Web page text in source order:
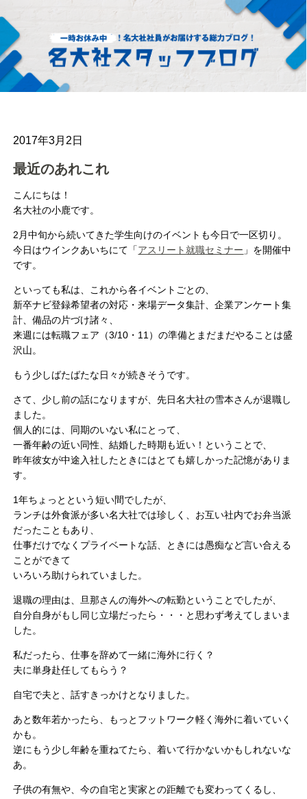
2017年3月2日
最近のあれこれ
こんにちは！
名大社の小鹿です。
2月中旬から続いてきた学生向けのイベントも今日で一区切り。
今日はウインクあいちにて「アスリート就職セミナー 」を開催中
です。
といっても私は、これから各イベントごとの、
新卒ナビ登録希望者の対応・来場データ集計、企業アンケート集
計、備品の片づけ諸々、
来週には転職フェア（3/10・11）の準備とまだまだやることは盛
沢山。
もう少しばたばたな日々が続きそうです。
さて、少し前の話になりますが、先日名大社の雪本さんが退職し
ました。
個人的には、同期のいない私にとって、
一番年齢の近い同性、結婚した時期も近い！ということで、
昨年彼女が中途入社したときにはとても嬉しかった記憶がありま
す。
1年ちょっとという短い間でしたが、
ランチは外食派が多い名大社では珍しく、お互い社内でお弁当派
だったこともあり、
仕事だけでなくプライベートな話、ときには愚痴など言い合える
ことができて
いろいろ助けられていました。
退職の理由は、旦那さんの海外への転勤ということでしたが、
自分自身がもし同じ立場だったら・・・と思わず考えてしまいま
した。
私だったら、仕事を辞めて一緒に海外に行く？
夫に単身赴任してもらう？
自宅で夫と、話すきっかけとなりました。
あと数年若かったら、もっとフットワーク軽く海外に着いていく
かも。
逆にもう少し年齢を重ねてたら、着いて行かないかもしれないな
あ。
子供の有無や、今の自宅と実家との距離でも変わってくるし、